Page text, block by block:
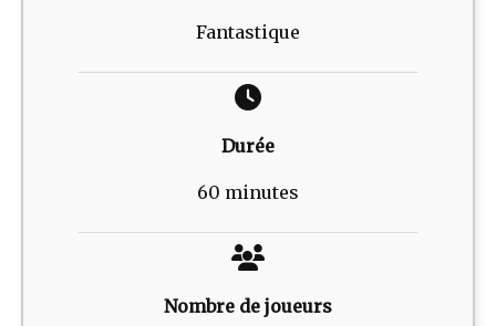
Fantastique
Durée
60 minutes
Nombre de joueurs